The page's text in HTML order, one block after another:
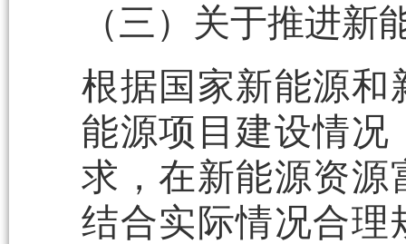
（三）关于推进新
根据国家新能源和
能源项目建设情况
求，在新能源资源
结合实际情况合理